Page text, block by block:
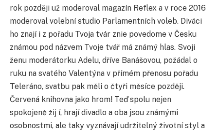
rok později už moderoval magazín Reflex a v roce 2016
moderoval volební studio Parlamentních voleb. Diváci
ho znají i z pořadu Tvoja tvár znie povedome v Česku
známou pod názvem Tvoje tvář má známý hlas. Svoji
ženu moderátorku Adelu, dříve Banášovou, požádal o
ruku na svatého Valentýna v přímém přenosu pořadu
Teleráno, svatbu pak měli o čtyři měsíce později.
Červená knihovna jako hrom! Teď spolu nejen
spokojeně žĳ í, hrají divadlo a oba jsou známými
osobnostmi, ale taky vyznávají udržitelný životní styl a